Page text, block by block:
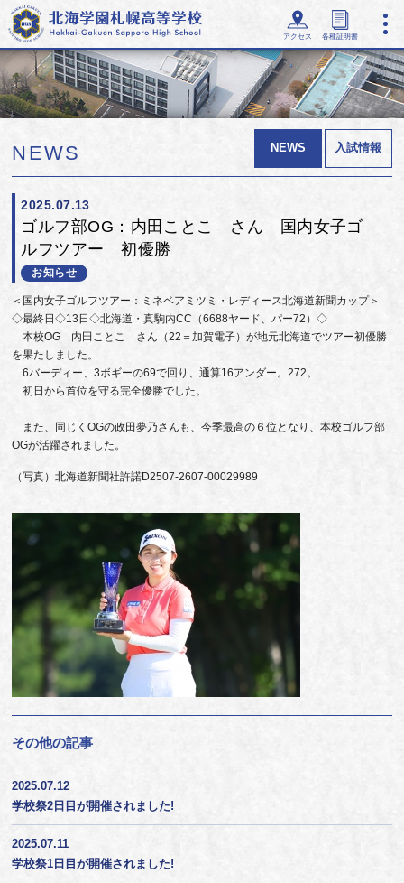
アクセス 各種証明書
NEWS NEWS 入試情報
2025.07.13
ゴルフ部OG：内田ことこ さん 国内女子ゴ
ルフツアー 初優勝
お知らせ
＜国内女子ゴルフツアー：ミネベアミツミ・レディース北海道新聞カップ＞
◇最終日◇13日◇北海道・真駒内CC（6688ヤード、パー72）◇
本校OG 内田ことこ さん（22＝加賀電子）が地元北海道でツアー初優勝
を果たしました。
6バーディー、3ボギーの69で回り、通算16アンダー。272。
初日から首位を守る完全優勝でした。
また、同じくOGの政田夢乃さんも、今季最高の６位となり、本校ゴルフ部
OGが活躍されました。
（写真）北海道新聞社許諾D2507-2607-00029989
その他の記事
2025.07.12
学校祭2日目が開催されました!
2025.07.11
学校祭1日目が開催されました!